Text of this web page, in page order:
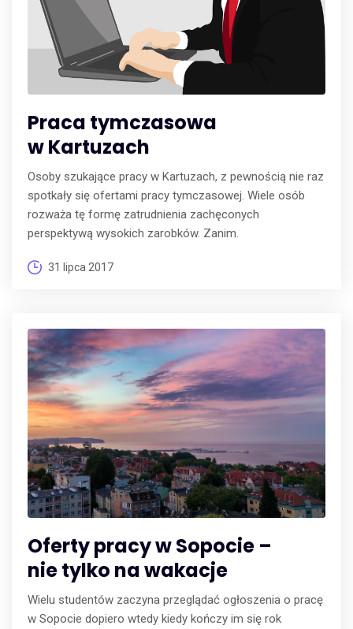
Praca tymczasowa
w Kartuzach
Osoby szukające pracy w Kartuzach, z pewnością nie raz
spotkały się ofertami pracy tymczasowej. Wiele osób
rozważa tę formę zatrudnienia zachęconych
perspektywą wysokich zarobków. Zanim.
31 lipca 2017
Oferty pracy w Sopocie –
nie tylko na wakacje
Wielu studentów zaczyna przeglądać ogłoszenia o pracę
w Sopocie dopiero wtedy kiedy kończy im się rok